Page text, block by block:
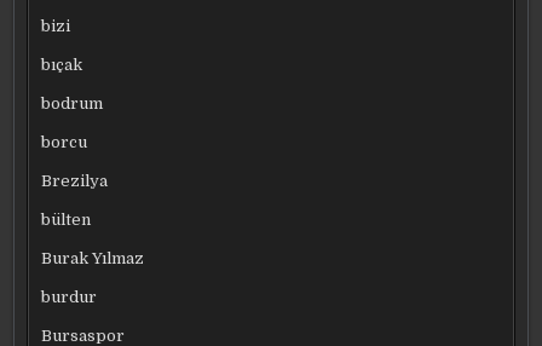
bizi
bıçak
bodrum
borcu
Brezilya
bülten
Burak Yılmaz
burdur
Bursaspor